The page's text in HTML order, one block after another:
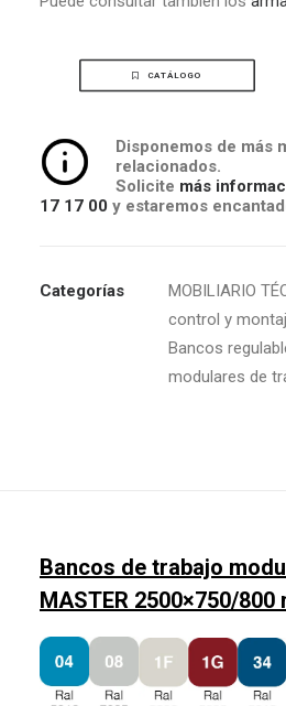
CATÁLOGO
Disponemos de más
relacionados.
Solicite más
17 17 00 y estaremos
Categorías MOBILIARIO
control y
Bancos
modulares de
Bancos de trabajo
MASTER 2500×750/800